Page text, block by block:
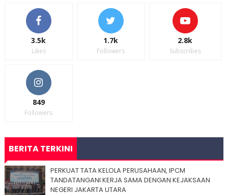
3.5k
Likes
1.7k
Followers
2.8k
Subscribes
849
Followers
BERITA TERKINI
PERKUAT TATA KELOLA PERUSAHAAN, IPCM
TANDATANGANI KERJA SAMA DENGAN KEJAKSAAN
NEGERI JAKARTA UTARA